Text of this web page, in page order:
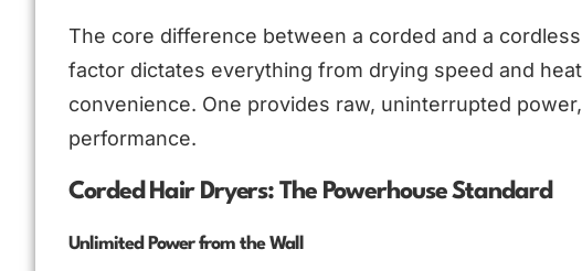
The core difference between a corded and a
factor dictates everything from drying speed and
convenience. One provides raw, uninterrupted
performance.
Corded Hair Dryers: The Powerhouse Standard
Unlimited Power from the Wall